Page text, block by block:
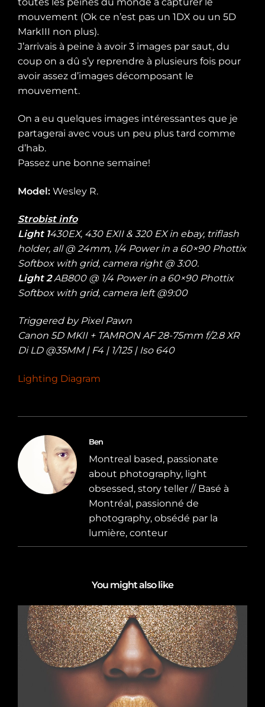
mouvement (Ok ce n’est pas un 1DX ou un 5D
MarkIII non plus).
J’arrivais à peine à avoir 3 images par saut, du
coup on a dû s’y reprendre à plusieurs fois pour
avoir assez d’images décomposant le
mouvement.
On a eu quelques images intéressantes que je
partagerai avec vous un peu plus tard comme
d’hab.
Passez une bonne semaine!
Model: Wesley R.
Strobist info
Light 1430EX, 430 EXII & 320 EX in ebay, triflash
holder, all @ 24mm, 1/4 Power in a 60×90 Phottix
Softbox with grid, camera right @ 3:00.
Light 2AB800 @ 1/4 Power in a 60×90 Phottix
Softbox with grid, camera left @9:00
Triggered by Pixel Pawn
Canon 5D MKII + TAMRON AF 28-75mm f/2.8 XR
Di LD @35MM | F4 | 1/125 | Iso 640
Lighting Diagram
Ben
Montreal based, passionate
about photography, light
obsessed, story teller // Basé à
Montréal, passionné de
photography, obsédé par la
lumière, conteur
You might also like